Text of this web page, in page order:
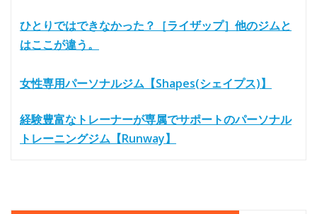
ひとりではできなかった？［ライザップ］他のジムと
はここが違う。
女性専用パーソナルジム【Shapes(シェイプス)】
経験豊富なトレーナーが専属でサポートのパーソナル
トレーニングジム【Runway】